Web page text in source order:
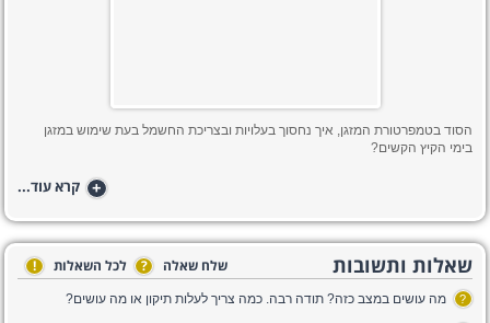
הסוד בטמפרטורת המזגן, איך נחסוך בעלויות ובצריכת החשמל בעת שימוש במזגן
בימי הקיץ הקשים?
+ קרא עוד...
שאלות ותשובות לכל השאלות ! שלח שאלה ?
? מה עושים במצב כזה? תודה רבה. כמה צריך לעלות תיקון או מה עושים?